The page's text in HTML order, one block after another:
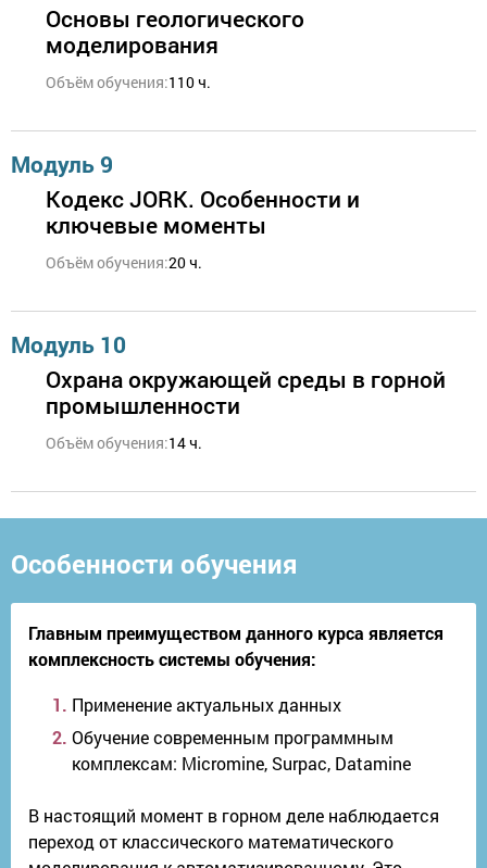
Основы геологического
моделирования
Объём обучения:110 ч.
Модуль 9
Кодекс JORK. Особенности и
ключевые моменты
Объём обучения:20 ч.
Модуль 10
Охрана окружающей среды в горной
промышленности
Объём обучения:14 ч.
Особенности обучения
Главным преимуществом данного курса является
комплексность системы обучения:
Применение актуальных данных
Обучение современным программным
комплексам: Micromine, Surpac, Datamine
В настоящий момент в горном деле наблюдается
переход от классического математического